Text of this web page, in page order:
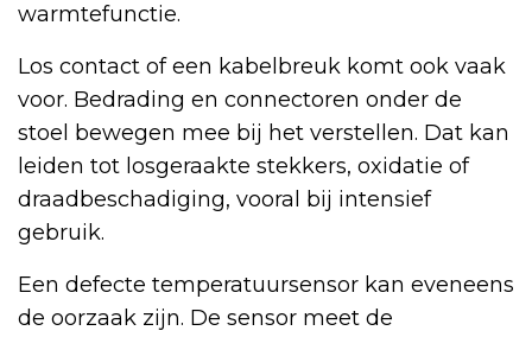
warmtefunctie.
Los contact of een kabelbreuk komt ook vaak
voor. Bedrading en connectoren onder de
stoel bewegen mee bij het verstellen. Dat kan
leiden tot losgeraakte stekkers, oxidatie of
draadbeschadiging, vooral bij intensief
gebruik.
Een defecte temperatuursensor kan eveneens
de oorzaak zijn. De sensor meet de